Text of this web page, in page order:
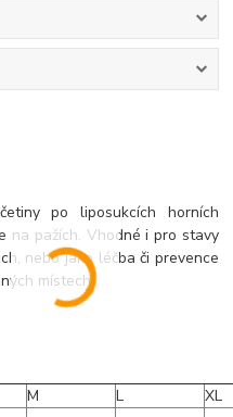
po liposukcích horních
na pažích. Vhodné i pro stavy
nebo jako léčba či prevence
místech.
M L
XL